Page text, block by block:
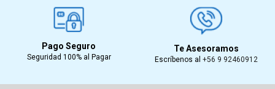
Pago Seguro
Seguridad 100% al Pagar
Te Asesoramos
Escríbenos al +56 9 92460912